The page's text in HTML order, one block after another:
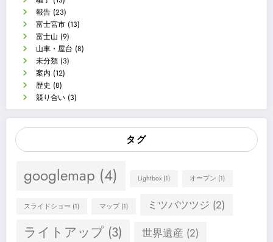
報告 (23)
富士宮市 (13)
富士山 (9)
山車・屋台 (8)
未分類 (3)
案内 (12)
歴史 (8)
競り合い (3)
タグ
googlemap (4) Lightbox(1) オープン (1)
スライドショー (1) マップ(1) ミツバツツジ (2)
ライトアップ (3) 世界遺産 (2)